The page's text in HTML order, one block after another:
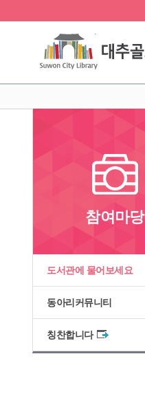
참여마당
도서관에 물어보세요
동아리커뮤니티
칭찬합니다